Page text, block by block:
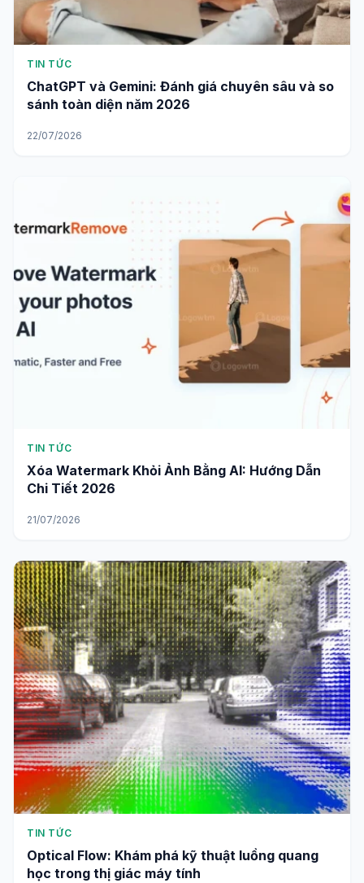
TIN TỨC
ChatGPT và Gemini: Đánh giá chuyên sâu và so
sánh toàn diện năm 2026
22/07/2026
TIN TỨC
Xóa Watermark Khỏi Ảnh Bằng AI: Hướng Dẫn
Chi Tiết 2026
21/07/2026
TIN TỨC
Optical Flow: Khám phá kỹ thuật luồng quang
học trong thị giác máy tính